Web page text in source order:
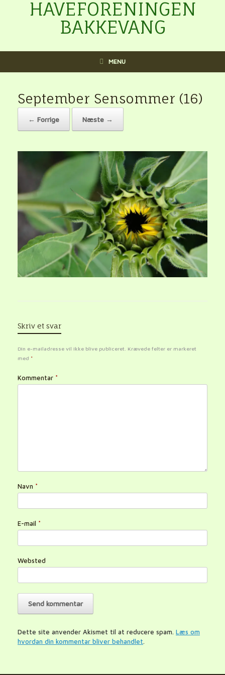
HAVEFORENINGEN
BAKKEVANG
MENU
September Sensommer (16)
← Forrige Næste →
Skriv et svar
Din e-mailadresse vil ikke blive publiceret.
Krævede felter er markeret
med *
Kommentar *
Navn *
E-mail *
Websted
Dette site anvender Akismet til at reducere spam. Læs om
hvordan din kommentar bliver behandlet.